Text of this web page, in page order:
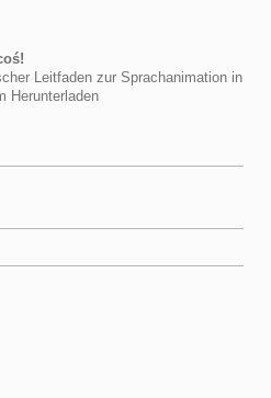
Leitfaden zur Sprachanimation in
Herunterladen